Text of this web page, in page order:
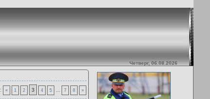
Четверг, 06.08.2026
: « 1 2 3 4 5 7 8 »